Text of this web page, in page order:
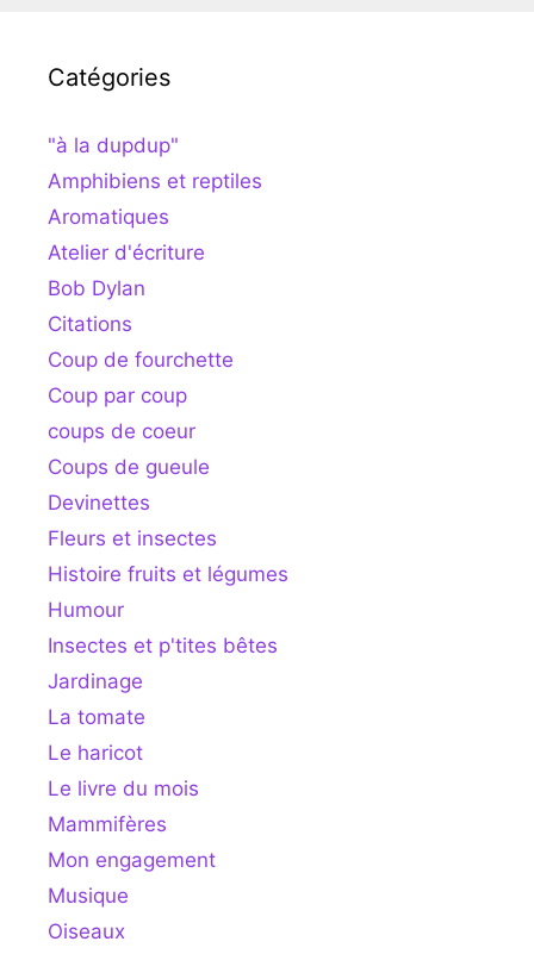
Catégories
"à la dupdup"
Amphibiens et reptiles
Aromatiques
Atelier d'écriture
Bob Dylan
Citations
Coup de fourchette
Coup par coup
coups de coeur
Coups de gueule
Devinettes
Fleurs et insectes
Histoire fruits et légumes
Humour
Insectes et p'tites bêtes
Jardinage
La tomate
Le haricot
Le livre du mois
Mammifères
Mon engagement
Musique
Oiseaux